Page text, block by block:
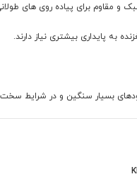
و مقاوم برای پیاده روی های
به پایداری بیشتری نیاز دارند.
بسیار سنگین و در شرایط سخت